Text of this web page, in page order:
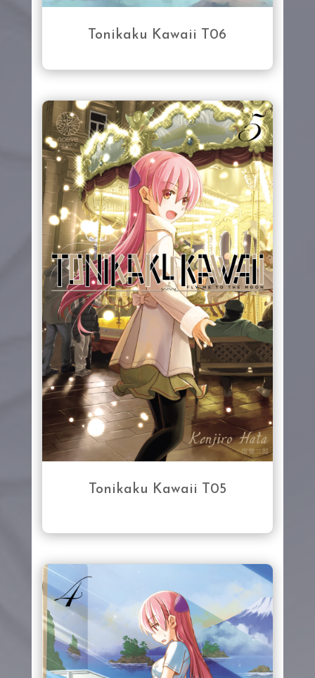
Tonikaku Kawaii T06
Tonikaku Kawaii T05